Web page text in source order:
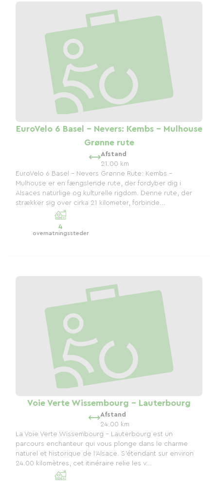
EuroVelo 6 Basel - Nevers: Kembs - Mulhouse
Grønne rute
Afstand
21.00 km
EuroVelo 6 Basel - Nevers Grønne Rute: Kembs -
Mulhouse er en fængslende rute, der fordyber dig i
Alsaces naturlige og kulturelle rigdom. Denne rute, der
strækker sig over cirka 21 kilometer, forbinde...
4
overnatningssteder
Voie Verte Wissembourg - Lauterbourg
Afstand
24.00 km
La Voie Verte Wissembourg - Lauterbourg est un
parcours enchanteur qui vous plonge dans le charme
naturel et historique de l'Alsace. S’étendant sur environ
24.00 kilomètres, cet itinéraire relie les v...